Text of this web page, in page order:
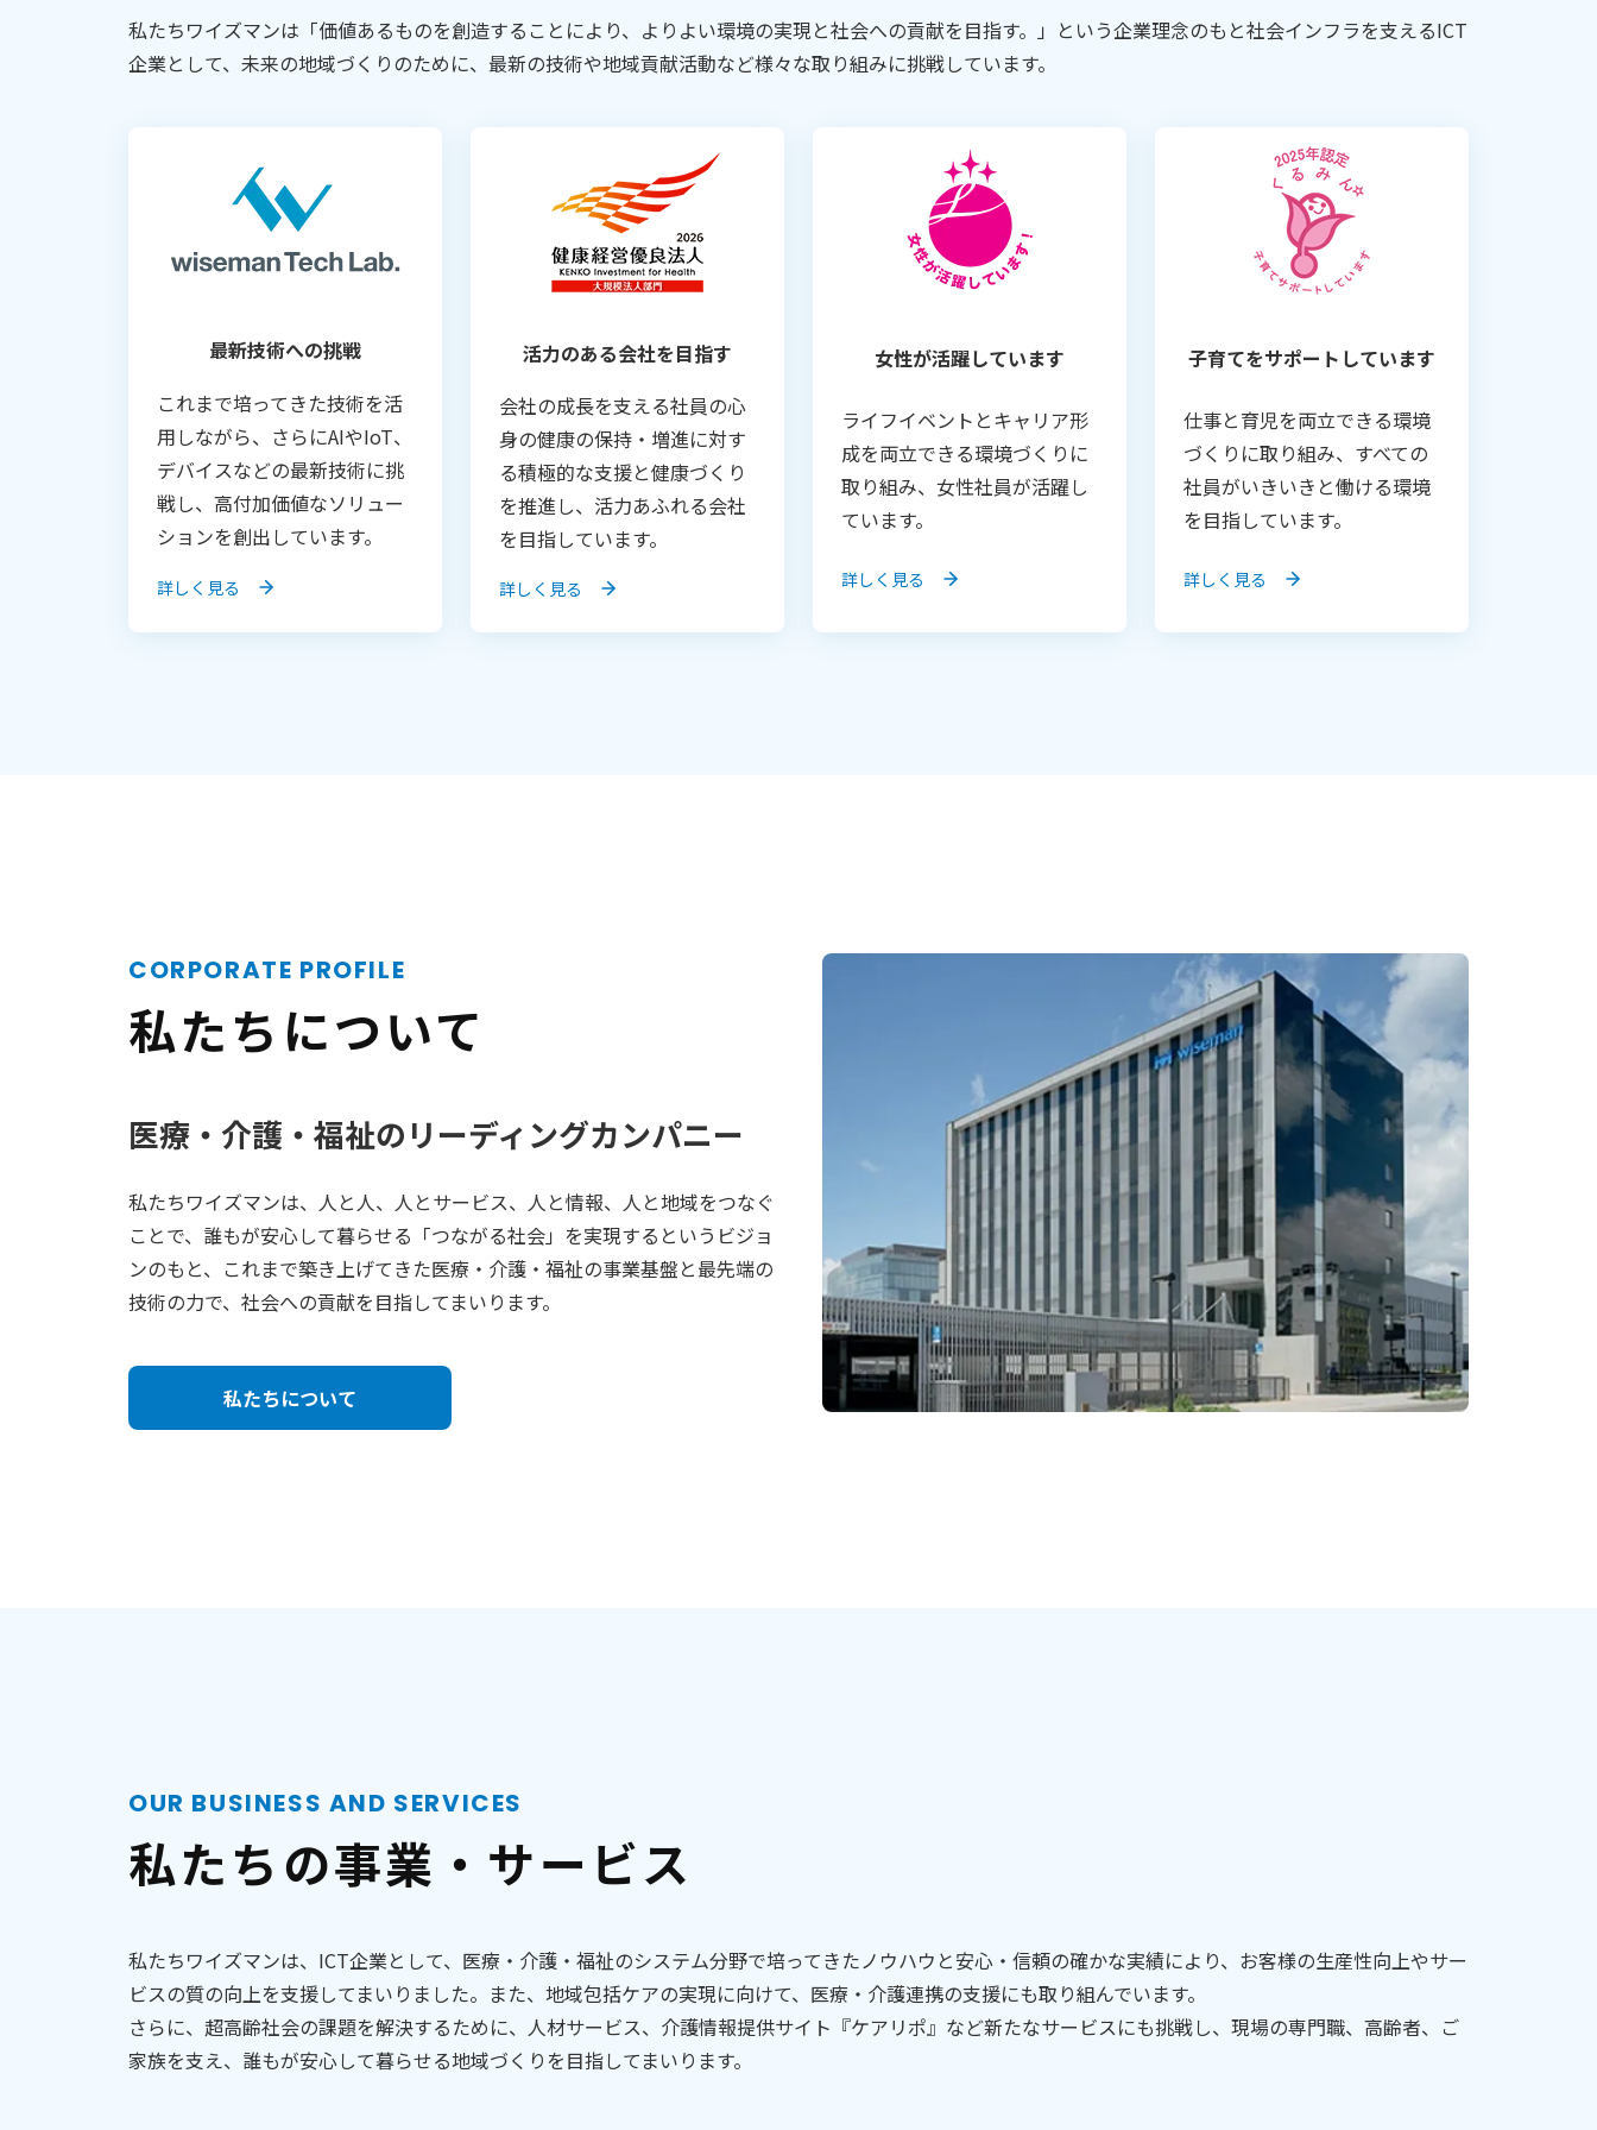
私たちワイズマンは「価値あるものを創造することにより、よりよい環境の実現と社会への貢献を目指す。」という企業理念のもと社会インフラを支えるICT
企業として、未来の地域づくりのために、最新の技術や地域貢献活動など様々な取り組みに挑戦しています。
最新技術への挑戦
これまで培ってきた技術を活
用しながら、さらにAIやIoT、
デバイスなどの最新技術に挑
戦し、高付加価値なソリュー
ションを創出しています。
詳しく見る
活力のある会社を目指す
会社の成長を支える社員の心
身の健康の保持・増進に対す
る積極的な支援と健康づくり
を推進し、活力あふれる会社
を目指しています。
詳しく見る
女性が活躍しています
ライフイベントとキャリア形
成を両立できる環境づくりに
取り組み、女性社員が活躍し
ています。
詳しく見る
子育てをサポートしています
仕事と育児を両立できる環境
づくりに取り組み、すべての
社員がいきいきと働ける環境
を目指しています。
詳しく見る
CORPORATE PROFILE
私たちについて
医療・介護・福祉のリーディングカンパニー
私たちワイズマンは、人と人、人とサービス、人と情報、人と地域をつなぐ
ことで、誰もが安心して暮らせる「つながる社会」を実現するというビジョ
ンのもと、これまで築き上げてきた医療・介護・福祉の事業基盤と最先端の
技術の力で、社会への貢献を目指してまいります。
私たちについて
OUR BUSINESS AND SERVICES
私たちの事業・サービス
私たちワイズマンは、ICT企業として、医療・介護・福祉のシステム分野で培ってきたノウハウと安心・信頼の確かな実績により、お客様の生産性向上やサー
ビスの質の向上を支援してまいりました。また、地域包括ケアの実現に向けて、医療・介護連携の支援にも取り組んでいます。
さらに、超高齢社会の課題を解決するために、人材サービス、介護情報提供サイト『ケアリポ』など新たなサービスにも挑戦し、現場の専門職、高齢者、ご
家族を支え、誰もが安心して暮らせる地域づくりを目指してまいります。